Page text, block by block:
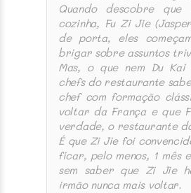
Quando descobre
cozinha, Fu Zi Jie
de porta, eles
brigar sobre assuntos
Mas, o que nem Du
chefs do restaurante
chef com formação
voltar da França e que
verdade, o restaurante
É que Zi Jie foi
ficar, pelo menos, 1 mês
sem saber que Zi Jie
irmão nunca mais voltar.